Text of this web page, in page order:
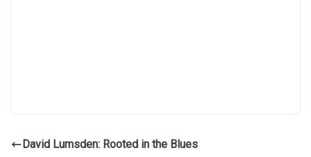
David Lumsden: Rooted in the Blues